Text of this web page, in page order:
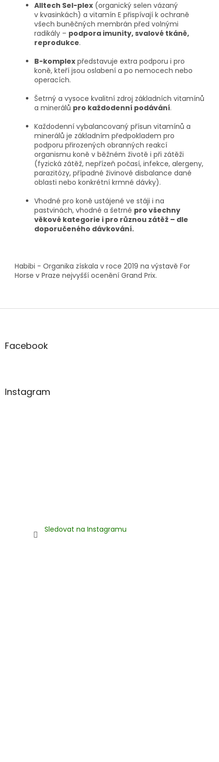
Alltech Sel-plex (organický selen vázaný
v kvasinkách) a vitamín E přispívají k ochraně
všech buněčných membrán před volnými
radikály – podpora imunity, svalové tkáně,
reprodukce.
B-komplex představuje extra podporu i pro
koně, kteří jsou oslabení a po nemocech nebo
operacích.
Šetrný a vysoce kvalitní zdroj základních vitamínů
a minerálů pro každodenní podávání.
Každodenní vybalancovaný přísun vitamínů a
minerálů je základním předpokladem pro
podporu přirozených obranných reakcí
organismu koně v běžném životě i při zátěži
(fyzická zátěž, nepřízeň počasí, infekce, alergeny,
parazitózy, případné živinové disbalance dané
oblasti nebo konkrétní krmné dávky).
Vhodné pro koně ustájené ve stáji i na
pastvinách, vhodné a šetrné pro všechny
věkové kategorie i pro různou zátěž – dle
doporučeného dávkování.
Habibi - Organika získala v roce 2019 na výstavě For
Horse v Praze nejvyšší ocenění Grand Prix.
Z
aFacebook
Instagram
Sledovat na Instagramu